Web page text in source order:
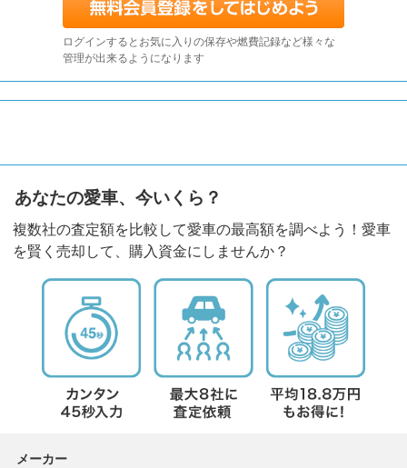
ログインするとお気に入りの保存や燃費記録など様々な
管理が出来るようになります
あなたの愛車、今いくら？
複数社の査定額を比較して愛車の最高額を調べよう！愛車
を賢く売却して、購入資金にしませんか？
メーカー